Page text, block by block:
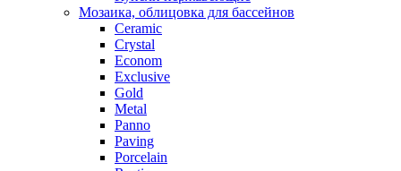
Мозаика, облицовка для бассейнов
Ceramic
Crystal
Econom
Exclusive
Gold
Metal
Panno
Paving
Porcelain